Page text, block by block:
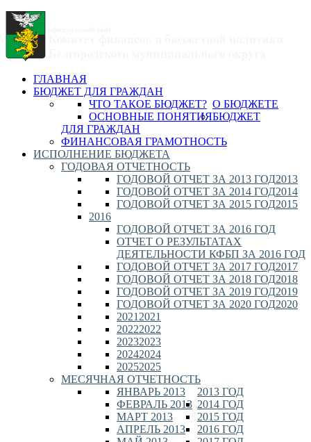
ГЛАВНАЯ
БЮДЖЕТ ДЛЯ ГРАЖДАН
О БЮДЖЕТЕ
ЧТО ТАКОЕ БЮДЖЕТ?
ОСНОВНЫЕ ПОНЯТИЯБЮДЖЕТ
ДЛЯ ГРАЖДАН
ФИНАНСОВАЯ ГРАМОТНОСТЬ
ИСПОЛНЕНИЕ БЮДЖЕТА
ГОДОВАЯ ОТЧЕТНОСТЬ
2013
ГОДОВОЙ ОТЧЕТ ЗА 2013 ГОД
2014
ГОДОВОЙ ОТЧЕТ ЗА 2014 ГОД
2015
ГОДОВОЙ ОТЧЕТ ЗА 2015 ГОД
2016
ГОДОВОЙ ОТЧЕТ ЗА 2016 ГОД
ОТЧЕТ О РЕЗУЛЬТАТАХ
ДЕЯТЕЛЬНОСТИ КФБП ЗА 2016 ГОД
2017
ГОДОВОЙ ОТЧЕТ ЗА 2017 ГОД
2018
ГОДОВОЙ ОТЧЕТ ЗА 2018 ГОД
2019
ГОДОВОЙ ОТЧЕТ ЗА 2019 ГОД
2020
ГОДОВОЙ ОТЧЕТ ЗА 2020 ГОД
2021
2021
2022
2022
2023
2023
2024
2024
2025
2025
МЕСЯЧНАЯ ОТЧЕТНОСТЬ
2013 ГОД
ЯНВАРЬ 2013
ФЕВРАЛЬ 2013
МАРТ 2013
АПРЕЛЬ 2013
2014 ГОД
2015 ГОД
2016 ГОД